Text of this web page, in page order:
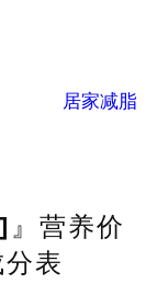
居家减脂
』营养价
表